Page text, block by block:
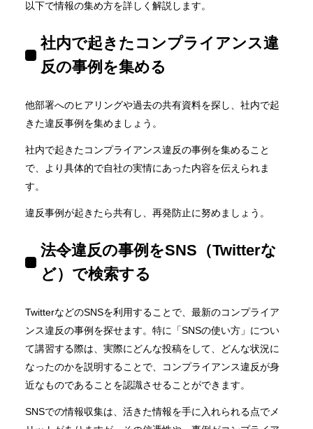
以下で情報の集め方を詳しく解説します。
社内で起きたコンプライアンス違
反の事例を集める
他部署へのヒアリングや過去の共有資料を探し、社内で起
きた違反事例を集めましょう。
社内で起きたコンプライアンス違反の事例を集めること
で、より具体的で自社の実情にあった内容を伝えられま
す。
違反事例が起きたら共有し、再発防止に努めましょう。
法令違反の事例をSNS（Twitterな
ど）で検索する
TwitterなどのSNSを利用することで、最新のコンプライア
ンス違反の事例を探せます。特に「SNSの使い方」につい
て講習する際は、実際にどんな投稿をして、どんな状況に
なったのかを説明することで、コンプライアンス違反が身
近なものであることを認識させることができます。
SNSでの情報収集は、活きた情報を手に入れられる点でメ